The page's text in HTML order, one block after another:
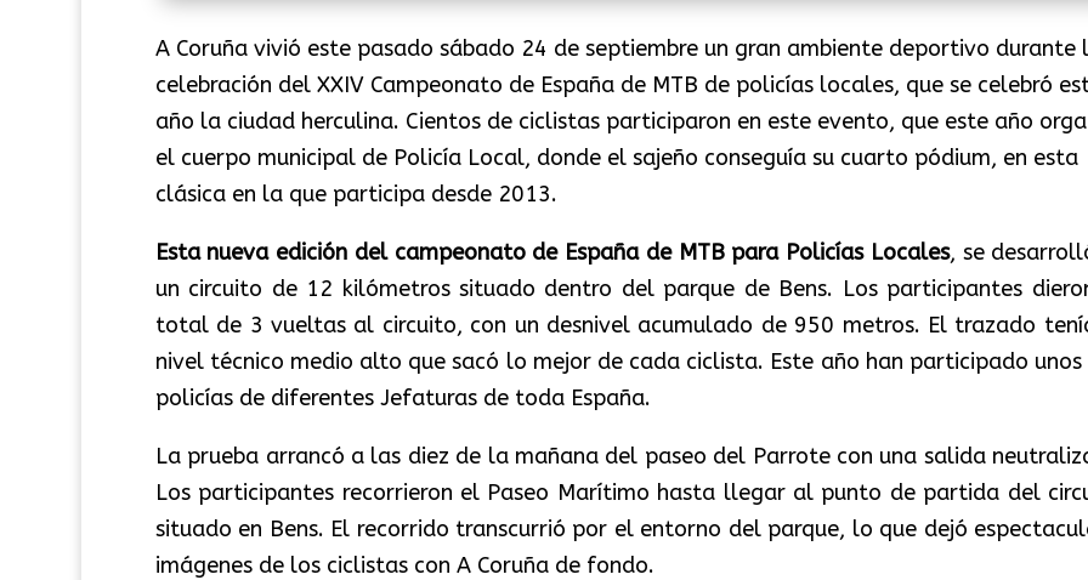
A Coruña vivió este pasado sábado 24 de septiembre un gran ambiente deportivo durante
celebración del XXIV Campeonato de España de MTB de policías locales, que se celebró
año la ciudad herculina. Cientos de ciclistas participaron en este evento, que este año
el cuerpo municipal de Policía Local, donde el sajeño conseguía su cuarto pódium, en esta
clásica en la que participa desde 2013.
Esta nueva edición del campeonato de España de MTB para Policías Locales, se
un circuito de 12 kilómetros situado dentro del parque de Bens. Los participantes
total de 3 vueltas al circuito, con un desnivel acumulado de 950 metros. El trazado
nivel técnico medio alto que sacó lo mejor de cada ciclista. Este año han participado
policías de diferentes Jefaturas de toda España.
La prueba arrancó a las diez de la mañana del paseo del Parrote con una salida
Los participantes recorrieron el Paseo Marítimo hasta llegar al punto de partida del
situado en Bens. El recorrido transcurrió por el entorno del parque, lo que dejó
imágenes de los ciclistas con A Coruña de fondo.